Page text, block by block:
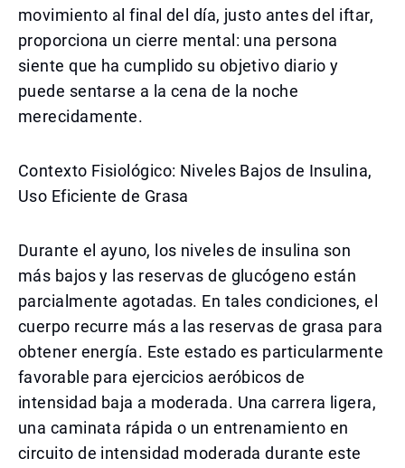
movimiento al final del día, justo antes del iftar,
proporciona un cierre mental: una persona
siente que ha cumplido su objetivo diario y
puede sentarse a la cena de la noche
merecidamente.
Contexto Fisiológico: Niveles Bajos de Insulina,
Uso Eficiente de Grasa
Durante el ayuno, los niveles de insulina son
más bajos y las reservas de glucógeno están
parcialmente agotadas. En tales condiciones, el
cuerpo recurre más a las reservas de grasa para
obtener energía. Este estado es particularmente
favorable para ejercicios aeróbicos de
intensidad baja a moderada. Una carrera ligera,
una caminata rápida o un entrenamiento en
circuito de intensidad moderada durante este